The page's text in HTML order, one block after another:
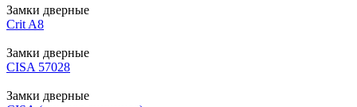
Замки дверные
Crit A8
Замки дверные
CISA 57028
Замки дверные